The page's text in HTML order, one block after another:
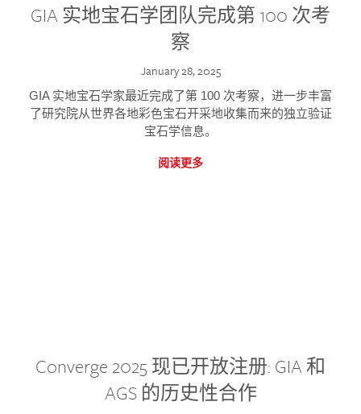
GIA 实地宝石学团队完成第 100 次考
察
January 28, 2025
GIA 实地宝石学家最近完成了第 100 次考察，进一步丰富
了研究院从世界各地彩色宝石开采地收集而来的独立验证
宝石学信息。
阅读更多
Converge 2025 现已开放注册: GIA 和
AGS 的历史性合作